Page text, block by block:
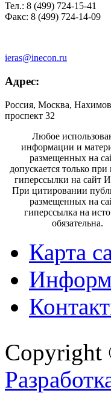
Тел.: 8 (499) 724-15-41
Факс: 8 (499) 724-14-09
ieras@inecon.ru
Адрес:
Россия, Москва,
проспект 32
Любое
информации и
размещенных на
допускается только
гиперссылки на сайт
При цитировании
размещенных на
гиперссылка на
обязательна.
Карта
Copyright